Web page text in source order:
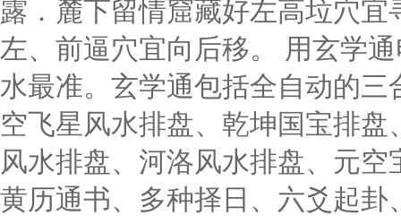
露．麓下留情窟藏好左高垃穴宜
左、前逼穴宜向后移。 用玄学
水最准。玄学通包括全自动的三
空飞星风水排盘、乾坤国宝排
风水排盘、河洛风水排盘、元
黄历通书、多种择日、六爻起卦